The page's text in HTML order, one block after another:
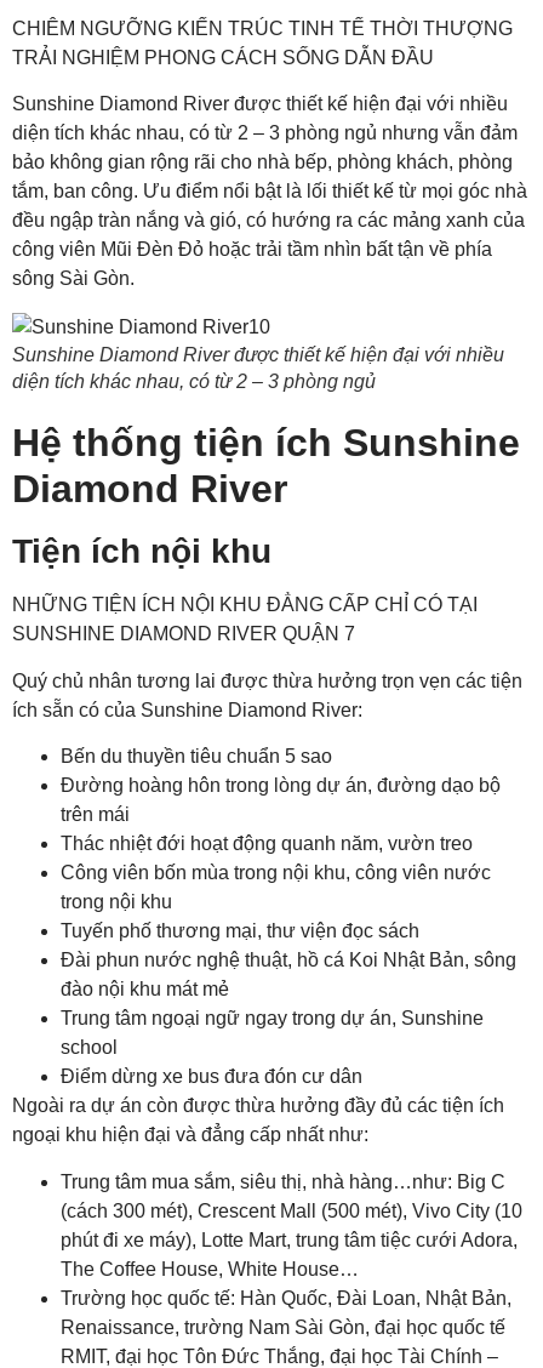
CHIÊM NGƯỠNG KIẾN TRÚC TINH TẾ THỜI THƯỢNG
TRẢI NGHIỆM PHONG CÁCH SỐNG DẪN ĐẦU
Sunshine Diamond River được thiết kế hiện đại với nhiều
diện tích khác nhau, có từ 2 – 3 phòng ngủ nhưng vẫn đảm
bảo không gian rộng rãi cho nhà bếp, phòng khách, phòng
tắm, ban công. Ưu điểm nổi bật là lối thiết kế từ mọi góc nhà
đều ngập tràn nắng và gió, có hướng ra các mảng xanh của
công viên Mũi Đèn Đỏ hoặc trải tầm nhìn bất tận về phía
sông Sài Gòn.
Sunshine Diamond River được thiết kế hiện đại với nhiều
diện tích khác nhau, có từ 2 – 3 phòng ngủ
Hệ thống tiện ích Sunshine
Diamond River
Tiện ích nội khu
NHỮNG TIỆN ÍCH NỘI KHU ĐẲNG CẤP CHỈ CÓ TẠI
SUNSHINE DIAMOND RIVER QUẬN 7
Quý chủ nhân tương lai được thừa hưởng trọn vẹn các tiện
ích sẵn có của Sunshine Diamond River:
Bến du thuyền tiêu chuẩn 5 sao
Đường hoàng hôn trong lòng dự án, đường dạo bộ
trên mái
Thác nhiệt đới hoạt động quanh năm, vườn treo
Công viên bốn mùa trong nội khu, công viên nước
trong nội khu
Tuyến phố thương mại, thư viện đọc sách
Đài phun nước nghệ thuật, hồ cá Koi Nhật Bản, sông
đào nội khu mát mẻ
Trung tâm ngoại ngữ ngay trong dự án, Sunshine
school
Điểm dừng xe bus đưa đón cư dân
Ngoài ra dự án còn được thừa hưởng đầy đủ các tiện ích
ngoại khu hiện đại và đẳng cấp nhất như:
Trung tâm mua sắm, siêu thị, nhà hàng…như: Big C
(cách 300 mét), Crescent Mall (500 mét), Vivo City (10
phút đi xe máy), Lotte Mart, trung tâm tiệc cưới Adora,
The Coffee House, White House…
Trường học quốc tế: Hàn Quốc, Đài Loan, Nhật Bản,
Renaissance, trường Nam Sài Gòn, đại học quốc tế
RMIT, đại học Tôn Đức Thắng, đại học Tài Chính –